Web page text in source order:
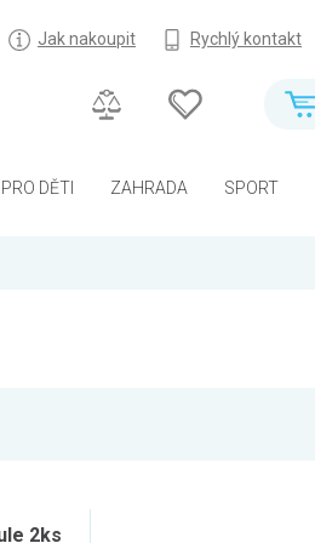
Jak nakoupit Rychlý kontakt
PRO DĚTI ZAHRADA SPORT
2ks